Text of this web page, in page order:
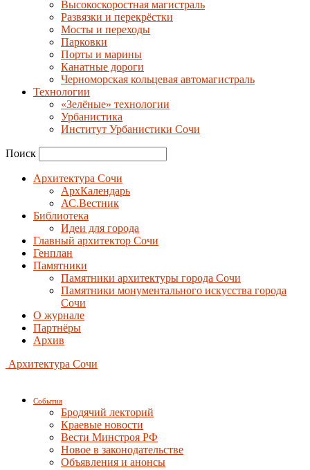
Высокоскоростная магистраль
Развязки и перекрёстки
Мосты и переходы
Парковки
Порты и марины
Канатные дороги
Черноморская кольцевая автомагистраль
Технологии
«Зелёные» технологии
Урбанистика
Институт Урбанистики Сочи
Поиск
Архитектура Сочи
АрхКалендарь
АС.Вестник
Библиотека
Идеи для города
Главный архитектор Сочи
Генплан
Памятники
Памятники архитектуры города Сочи
Памятники монументального искусства города
Сочи
О журнале
Партнёры
Архив
Архитектура Сочи
События
Бродячий лекторий
Краевые новости
Вести Минстроя РФ
Новое в законодательстве
Объявления и анонсы